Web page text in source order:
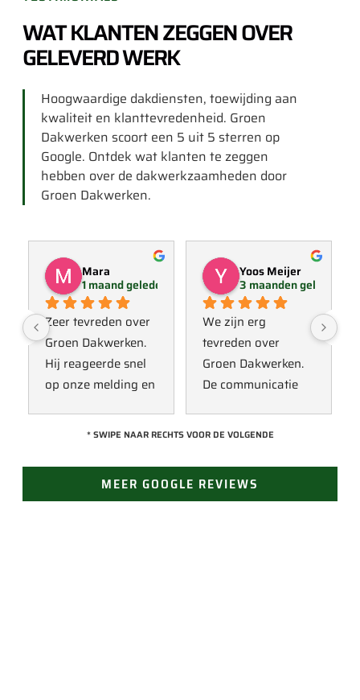
WAT KLANTEN ZEGGEN OVER
GELEVERD WERK
Hoogwaardige dakdiensten, toewijding aan
kwaliteit en klanttevredenheid. Groen
Dakwerken scoort een 5 uit 5 sterren op
Google. Ontdek wat klanten te zeggen
hebben over de dakwerkzaamheden door
Groen Dakwerken.
Mara
1 maand geleden
Zeer tevreden over
Groen Dakwerken.
Hij reageerde snel
op onze melding en
een collega kijken
Omdat een
definitieve reparatie
Yoos Meijer
3 maanden geleden
We zijn erg
tevreden over
Groen Dakwerken.
De communicatie
met Jan, hij heeft
vak en werkt snel &
zorgvuldig. Echt
* SWIPE NAAR RECHTS VOOR DE VOLGENDE
MEER GOOGLE REVIEWS